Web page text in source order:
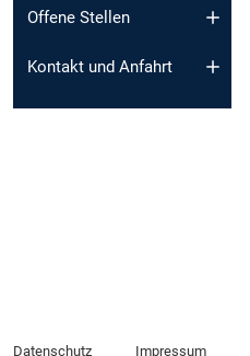
Offene Stellen
Kontakt und Anfahrt
Datenschutz Impressum